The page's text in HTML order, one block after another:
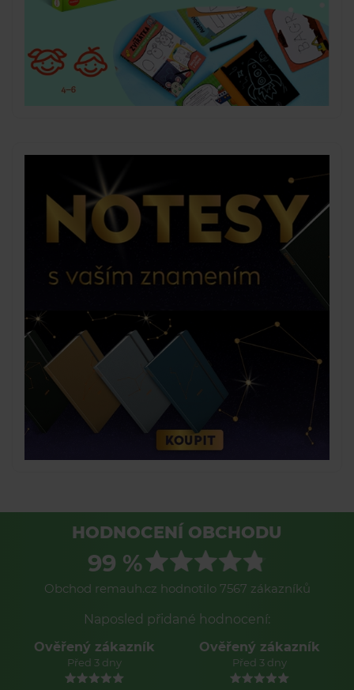
HODNOCENÍ OBCHODU
99 %
Obchod remauh.cz hodnotilo 7567 zákazníků
Naposled přidané hodnocení:
Ověřený zákazník
Před 3 dny
Ověřený zákazník
Před 3 dny